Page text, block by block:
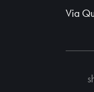
Via